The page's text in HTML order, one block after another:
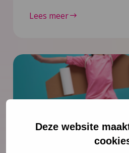
Deze website
Lees meer